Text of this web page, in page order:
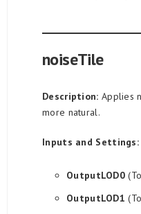
noiseTile
Description: Applies
more natural.
Inputs and Settings:
OutputLOD0
OutputLOD1